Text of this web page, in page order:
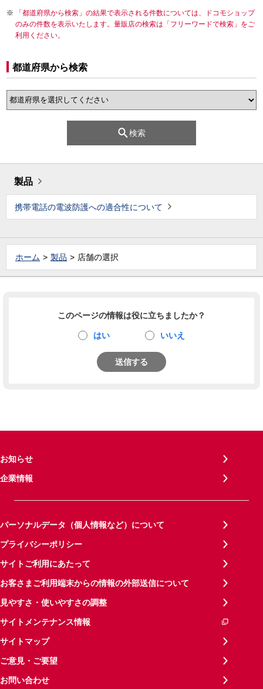
「都道府県から検索」の結果で表示される件数については、ドコモショップ
のみの件数を表示いたします。量販店の検索は「フリーワードで検索」をご
利用ください。
都道府県から検索
検索
製品
携帯電話の電波防護への適合性について
ホーム 製品 店舗の選択
このページの情報は役に立ちましたか？
はい いいえ
送信する
お知らせ
企業情報
パーソナルデータ（個人情報など）について
プライバシーポリシー
サイトご利用にあたって
お客さまご利用端末からの情報の外部送信について
見やすさ・使いやすさの調整
サイトメンテナンス情報
サイトマップ
ご意見・ご要望
お問い合わせ